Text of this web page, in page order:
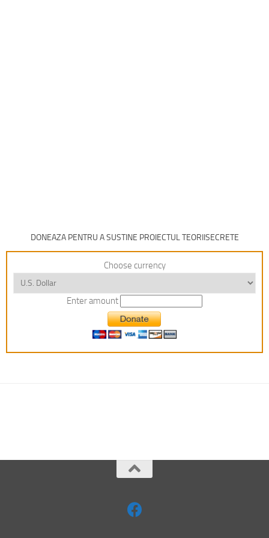
DONEAZA PENTRU A SUSTINE PROIECTUL TEORIISECRETE
Choose currency
Enter amount